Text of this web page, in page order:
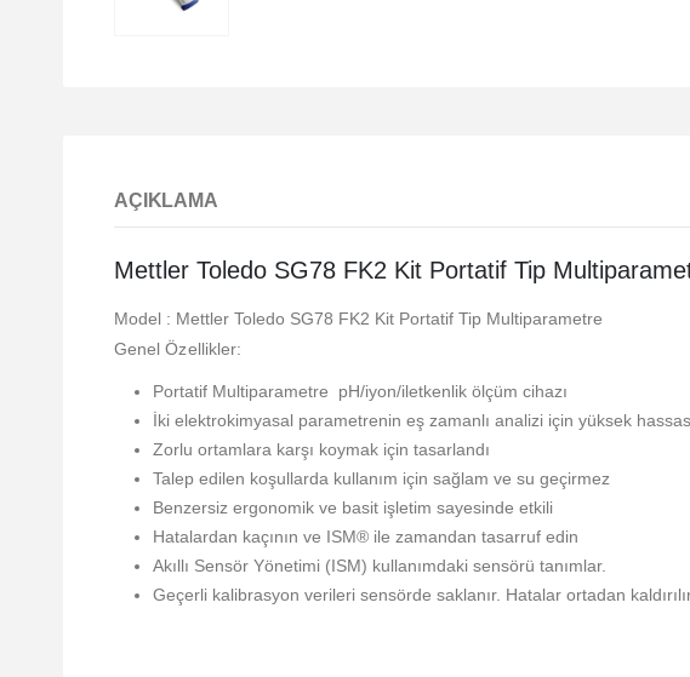
AÇIKLAMA
Mettler Toledo SG78 FK2 Kit Portatif Tip
Model : Mettler Toledo SG78 FK2 Kit Portatif Tip Multiparametre
Genel Özellikler:
Portatif Multiparametre pH/iyon/iletkenlik ölçüm cihazı
İki elektrokimyasal parametrenin eş zamanlı analizi için yüksek
Zorlu ortamlara karşı koymak için tasarlandı
Talep edilen koşullarda kullanım için sağlam ve su geçirmez
Benzersiz ergonomik ve basit işletim sayesinde etkili
Hatalardan kaçının ve ISM® ile zamandan tasarruf edin
Akıllı Sensör Yönetimi (ISM) kullanımdaki sensörü tanımlar.
Geçerli kalibrasyon verileri sensörde saklanır. Hatalar ortadan